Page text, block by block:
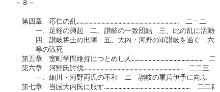
－８－
第四章　応仁の乱……………………………………………………………………　二一二
一、足軽の興起　二、讃岐の一致団結　三、此の乱に活動
四、讃岐将士の出陣　五、大内・河野の軍讃岐を過ぐ　六、
等の戦死
第五章　室町学問維持につとめし人………………………………………………　二
第六章　河野氏討伐…………………………………………………………………　二二三
一、細川・河野両氏の不和　二　讃岐の軍兵伊予に向ふ
第七章　当国大内氏に服す…………………………………………………………　二二四